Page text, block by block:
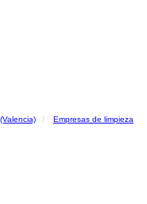
Empresas de limpieza